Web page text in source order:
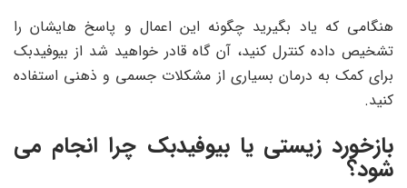
هنگامی که یاد بگیرید چگونه این اعمال و پاسخ هایشان را
تشخیص داده کنترل کنید، آن گاه قادر خواهید شد از بیوفیدبک
برای کمک به درمان بسیاری از مشکلات جسمی و ذهنی استفاده
کنید.
بازخورد زیستی یا بیوفیدبک چرا انجام می
شود؟